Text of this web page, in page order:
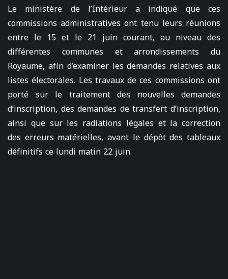
Le ministère de l’Intérieur a indiqué que ces
commissions administratives ont tenu leurs réunions
entre le 15 et le 21 juin courant, au niveau des
différentes communes et arrondissements du
Royaume, afin d’examiner les demandes relatives aux
listes électorales. Les travaux de ces commissions ont
porté sur le traitement des nouvelles demandes
d’inscription, des demandes de transfert d’inscription,
ainsi que sur les radiations légales et la correction
des erreurs matérielles, avant le dépôt des tableaux
définitifs ce lundi matin 22 juin.